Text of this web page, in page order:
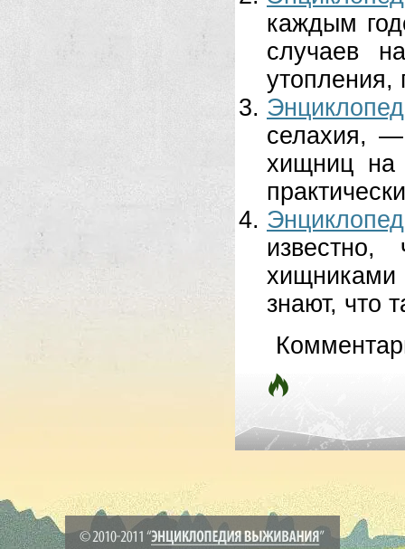
каждым
случаев
селахия,
хищниц на
знают, что